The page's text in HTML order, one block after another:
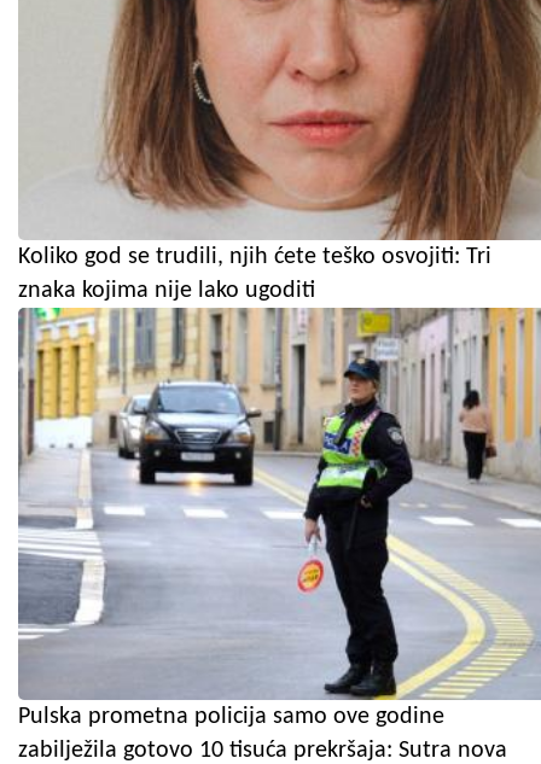
Koliko god se trudili, njih ćete teško osvojiti: Tri
znaka kojima nije lako ugoditi
Pulska prometna policija samo ove godine
zabilježila gotovo 10 tisuća prekršaja: Sutra nova